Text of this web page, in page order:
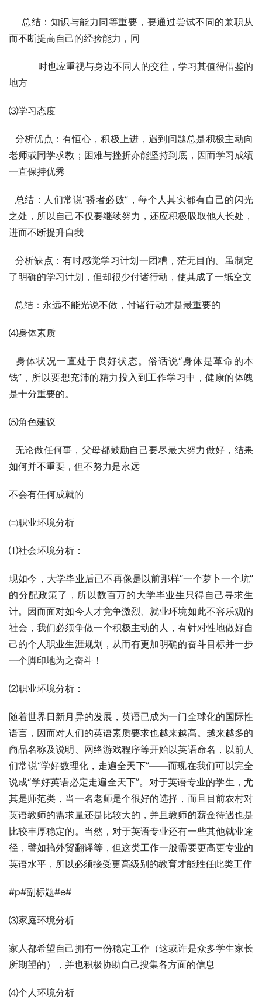
总结：知识与能力同等重要，要通过尝试不同的兼职从
而不断提高自己的经验能力，同
时也应重视与身边不同人的交往，学习其值得借鉴的
地方
⑶学习态度
分析优点：有恒心，积极上进，遇到问题总是积极主动向
老师或同学求教；困难与挫折亦能坚持到底，因而学习成绩
一直保持优秀
总结：人们常说“骄者必败”，每个人其实都有自己的闪光
之处，所以自己不仅要继续努力，还应积极吸取他人长处，
进而不断提升自我
分析缺点：有时感觉学习计划一团糟，茫无目的。虽制定
了明确的学习计划，但却很少付诸行动，使其成了一纸空文
总结：永远不能光说不做，付诸行动才是最重要的
⑷身体素质
身体状况一直处于良好状态。俗话说“身体是革命的本
钱”，所以要想充沛的精力投入到工作学习中，健康的体魄
是十分重要的。
⑸角色建议
无论做任何事，父母都鼓励自己要尽最大努力做好，结果
如何并不重要，但不努力是永远
不会有任何成就的
㈡职业环境分析
⑴社会环境分析：
现如今，大学毕业后已不再像是以前那样“一个萝卜一个坑”
的分配政策了，所以数百万的大学毕业生只得自己寻求生
计。因而面对如今人才竞争激烈、就业环境如此不容乐观的
社会，我们必须争做一个积极主动的人，有针对性地做好自
己的个人职业生涯规划，从而有更加明确的奋斗目标并一步
一个脚印地为之奋斗！
⑵职业环境分析：
随着世界日新月异的发展，英语已成为一门全球化的国际性
语言，因而对人们的英语素质要求也越来越高。越来越多的
商品名称及说明、网络游戏程序等开始以英语命名，以前人
们常说“学好数理化，走遍全天下”——而现在我们可以完全
说成“学好英语必定走遍全天下”。对于英语专业的学生，尤
其是师范类，当一名老师是个很好的选择，而且目前农村对
英语教师的需求量还是比较大的，并且教师的薪金待遇也是
比较丰厚稳定的。当然，对于英语专业还有一些其他就业途
径，譬如搞外贸翻译等，但这类工作一般需要更高更专业的
英语水平，所以必须接受更高级别的教育才能胜任此类工作
#p#副标题#e#
⑶家庭环境分析
家人都希望自己拥有一份稳定工作（这或许是众多学生家长
所期望的），并也积极协助自己搜集各方面的信息
⑷个人环境分析